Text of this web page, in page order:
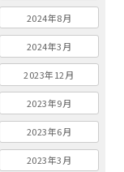
2024年8月
2024年3月
2023年12月
2023年9月
2023年6月
2023年3月